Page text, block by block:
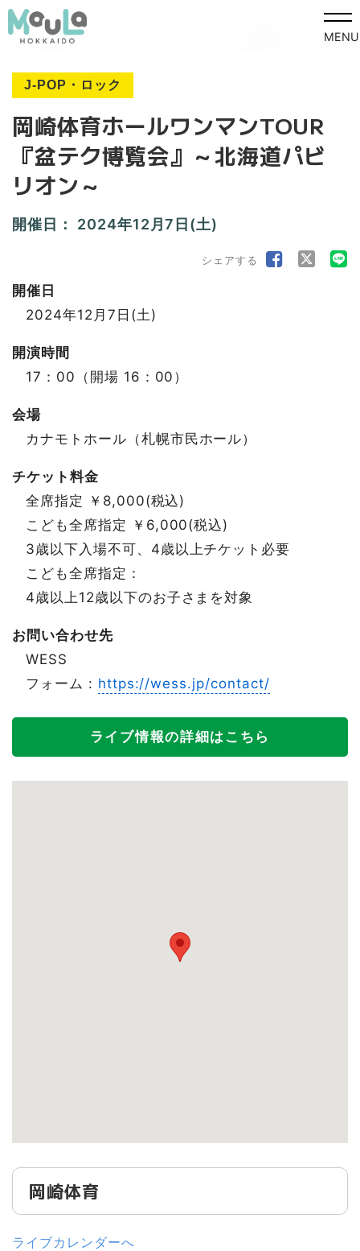
MENU
J-POP・ロック
岡崎体育ホールワンマンTOUR
『盆テク博覧会』～北海道パビ
リオン～
開催日： 2024年12月7日(土)
シェアする
開催日
2024年12月7日(土)
開演時間
17：00（開場 16：00）
会場
カナモトホール（札幌市民ホール）
チケット料金
全席指定 ￥8,000(税込)
こども全席指定 ￥6,000(税込)
3歳以下入場不可、4歳以上チケット必要
こども全席指定：
4歳以上12歳以下のお子さまを対象
お問い合わせ先
WESS
フォーム : https://wess.jp/contact/
ライブ情報の詳細はこちら
岡崎体育
ライブカレンダーへ